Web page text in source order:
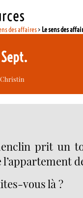
des affaires> Le sens des
Christin
prit un
vous là ?